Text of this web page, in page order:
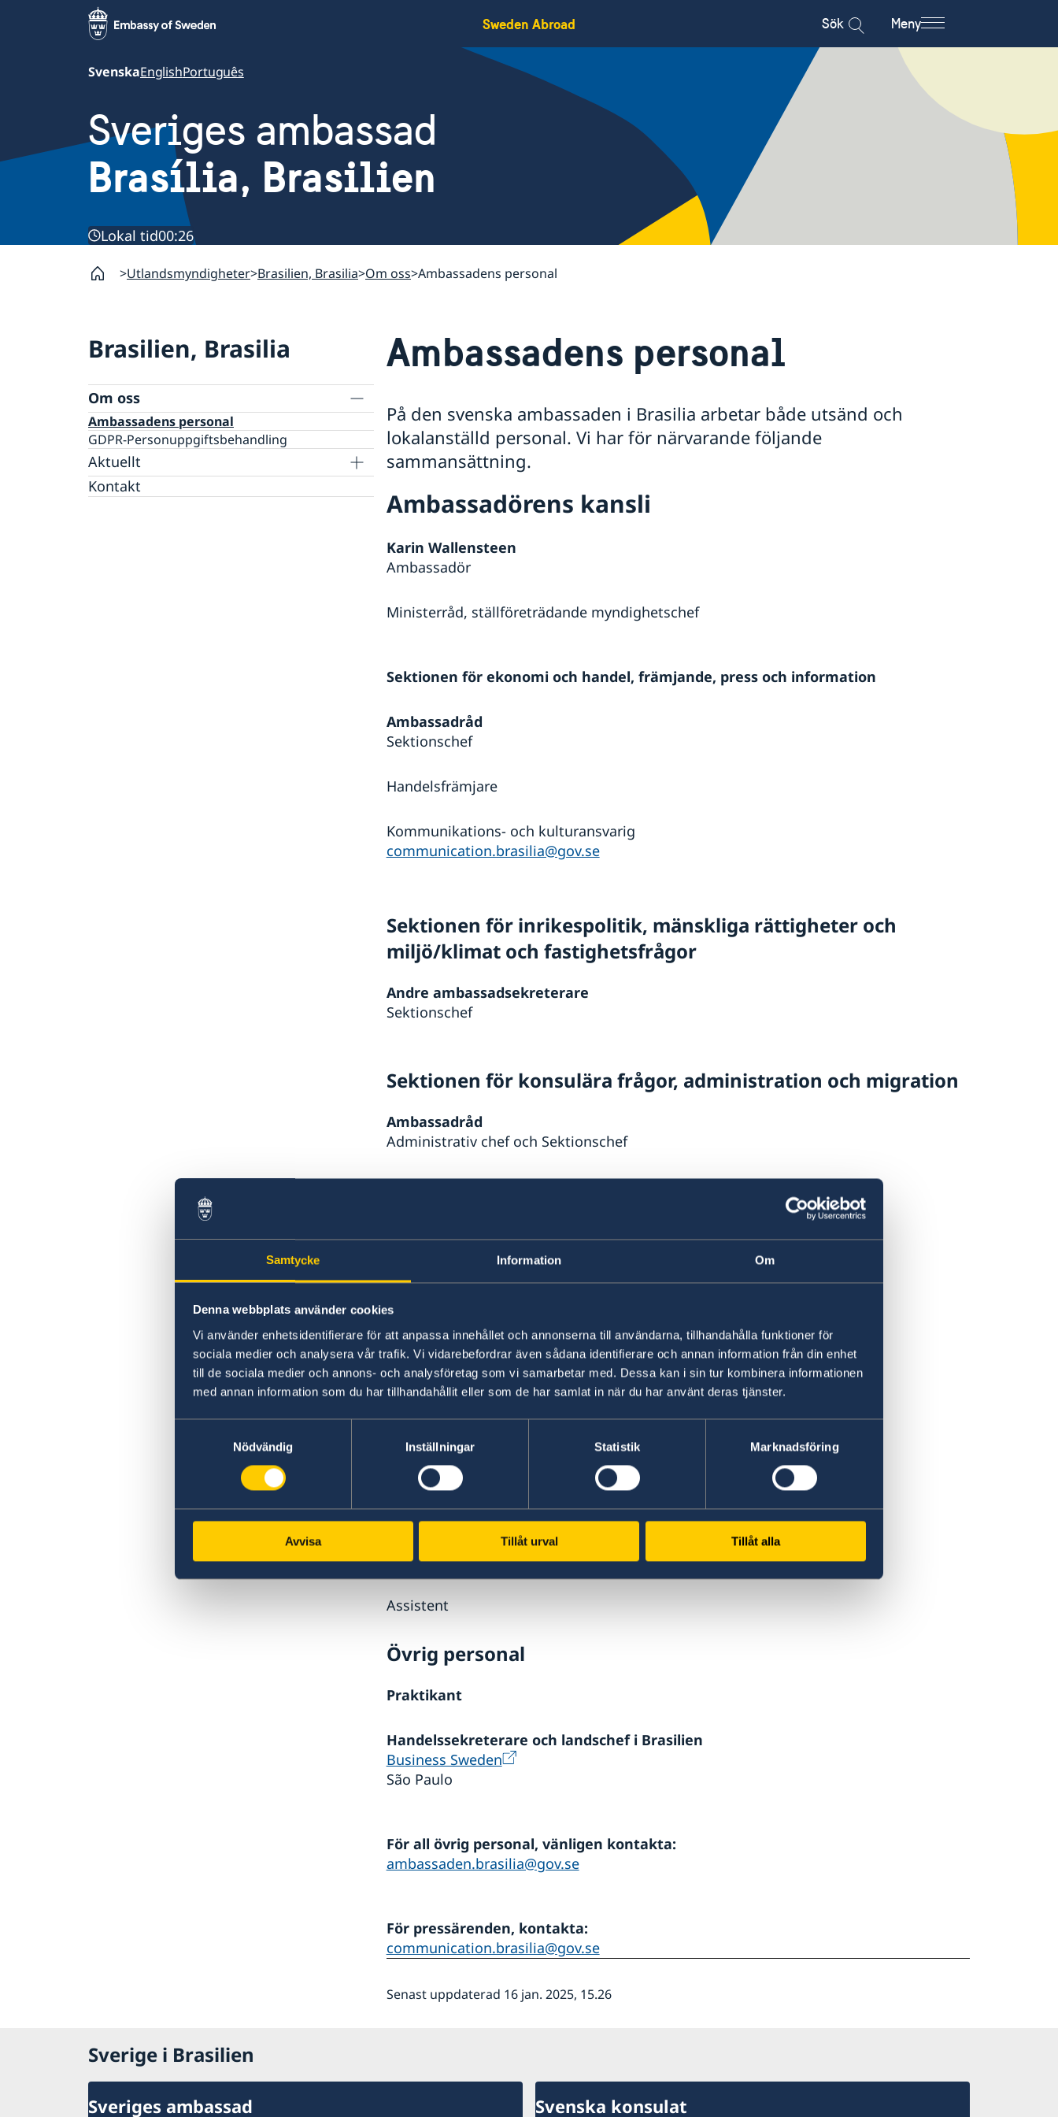
Samtycke Information Om
Denna webbplats använder cookies
Vi använder enhetsidentifierare för att anpassa innehållet och annonserna till användarna, tillhandahålla funktioner för
sociala medier och analysera vår trafik. Vi vidarebefordrar även sådana identifierare och annan information från din enhet
till de sociala medier och annons- och analysföretag som vi samarbetar med. Dessa kan i sin tur kombinera informationen
med annan information som du har tillhandahållit eller som de har samlat in när du har använt deras tjänster.
Nödvändig
Inställningar Statistik Marknadsföring
Avvisa Tillåt urval Tillåt alla
Sweden Abroad Sök Meny
SvenskaEnglishPortuguês
Sveriges ambassad
Brasília, Brasilien
Lokal tid00:26
Utlandsmyndigheter Brasilien, Brasilia Om oss Ambassadens personal
Brasilien, Brasilia
Om oss
Ambassadens personal
GDPR-Personuppgiftsbehandling
Aktuellt
Nyheter
Kontakt
Ambassadens personal
På den svenska ambassaden i Brasilia arbetar både utsänd och
lokalanställd personal. Vi har för närvarande följande
sammansättning.
Ambassadörens kansli
Karin Wallensteen
Ambassadör
Ministerråd, ställföreträdande myndighetschef
Sektionen för ekonomi och handel, främjande, press och information
Ambassadråd
Sektionschef
Handelsfrämjare
Kommunikations- och kulturansvarig
communication.brasilia@gov.se
Sektionen för inrikespolitik, mänskliga rättigheter och
miljö/klimat och fastighetsfrågor
Andre ambassadsekreterare
Sektionschef
Sektionen för konsulära frågor, administration och migration
Ambassadråd
Administrativ chef och Sektionschef
osi.brasilia@gov.se
Innovations- och forskningsrådgivare
Vakant
Innovations- och forskningsassistent
tf. kontorschef, forskningsrådgivare
Sektionen för Försvarsfrågor
Försvarsattaché
Assistent
Övrig personal
Praktikant
Handelssekreterare och landschef i Brasilien
Business Sweden
São Paulo
För all övrig personal, vänligen kontakta:
ambassaden.brasilia@gov.se
För pressärenden, kontakta:
communication.brasilia@gov.se
Senast uppdaterad 16 jan. 2025, 15.26
Sverige i Brasilien
Sveriges ambassad Svenska konsulat